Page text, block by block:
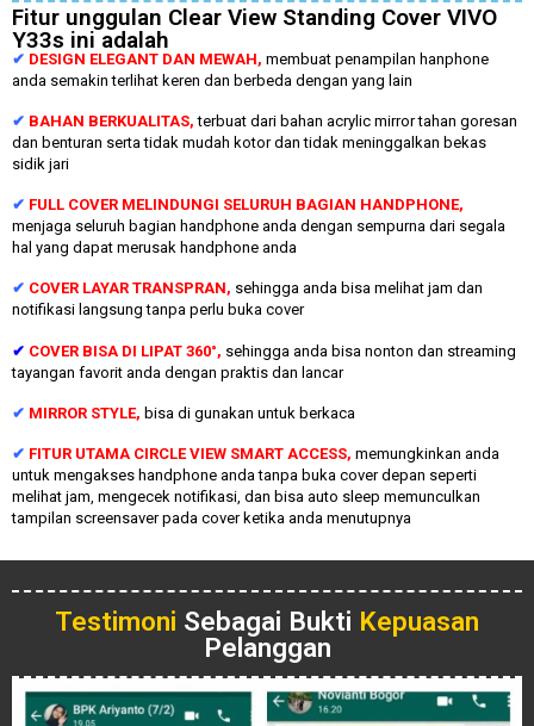
Fitur unggulan Clear View Standing Cover VIVO
Y33s ini adalah
✔ DESIGN ELEGANT DAN MEWAH, membuat penampilan hanphone
anda semakin terlihat keren dan berbeda dengan yang lain
✔ BAHAN BERKUALITAS,terbuat dari bahan acrylic mirror tahan goresan
dan benturan serta tidak mudah kotor dan tidak meninggalkan bekas
sidik jari
✔ FULL COVER MELINDUNGI SELURUH BAGIAN HANDPHONE,
menjaga seluruh bagian handphone anda dengan sempurna dari segala
hal yang dapat merusak handphone anda
✔ COVER LAYAR TRANSPRAN, sehingga anda bisa melihat jam dan
notifikasi langsung tanpa perlu buka cover
✔ COVER BISA DI LIPAT 360°, sehingga anda bisa nonton dan streaming
tayangan favorit anda dengan praktis dan lancar
✔ MIRROR STYLE, bisa di gunakan untuk berkaca
✔ FITUR UTAMA CIRCLE VIEW SMART ACCESS, memungkinkan anda
untuk mengakses handphone anda tanpa buka cover depan seperti
melihat jam, mengecek notifikasi, dan bisa auto sleep memunculkan
tampilan screensaver pada cover ketika anda menutupnya
Testimoni Sebagai Bukti Kepuasan
Pelanggan